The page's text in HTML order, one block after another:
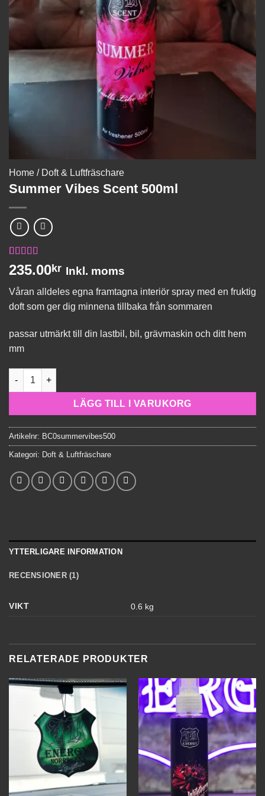
Home / Doft & Luftfräschare
Summer Vibes Scent 500ml
Betygsatt5
av 5 baserat
1
kundrecension
235.00kr Inkl. moms
Våran alldeles egna framtagna interiör spray med en fruktig
doft som ger dig minnena tillbaka från sommaren
passar utmärkt till din lastbil, bil, grävmaskin och ditt hem
mm
Summer Vibes Scent 500ml mängd
LÄGG TILL I VARUKORG
Artikelnr: BC0summervibes500
Kategori: Doft & Luftfräschare
YTTERLIGARE INFORMATION
RECENSIONER (1)
VIKT 0.6 kg
RELATERADE PRODUKTER